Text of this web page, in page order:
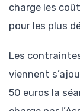
charge les
pour les plus
Les
viennent
50 euros la